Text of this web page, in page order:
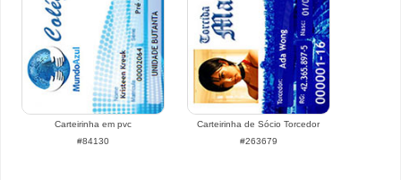
Carteirinha em pvc
#84130
Carteirinha de Sócio Torcedor
#263679